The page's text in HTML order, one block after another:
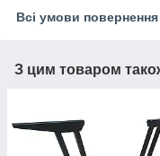
Всі умови повернення
З цим товаром